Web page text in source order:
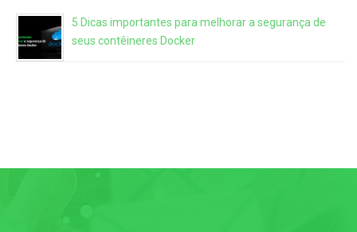
5 Dicas importantes para melhorar a segurança de
seus contêineres Docker